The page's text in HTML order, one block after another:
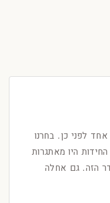
אחד לפני כן. בחרנו
היו מאתגרות
הזה. גם אחלה